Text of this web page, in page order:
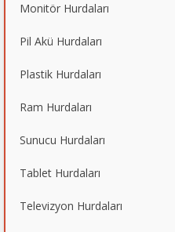
Monitör Hurdaları
Pil Akü Hurdaları
Plastik Hurdaları
Ram Hurdaları
Sunucu Hurdaları
Tablet Hurdaları
Televizyon Hurdaları